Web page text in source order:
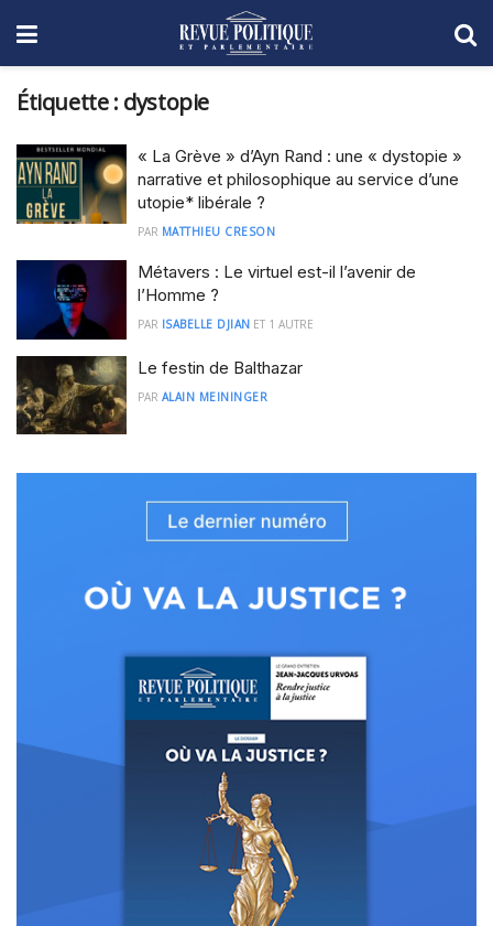
Étiquette : dystopie
« La Grève » d’Ayn Rand : une « dystopie »
narrative et philosophique au service d’une
utopie* libérale ?
PAR MATTHIEU CRESON
Métavers : Le virtuel est-il l’avenir de
l’Homme ?
PAR ISABELLE DJIAN ET 1 AUTRE
Le festin de Balthazar
PAR ALAIN MEININGER